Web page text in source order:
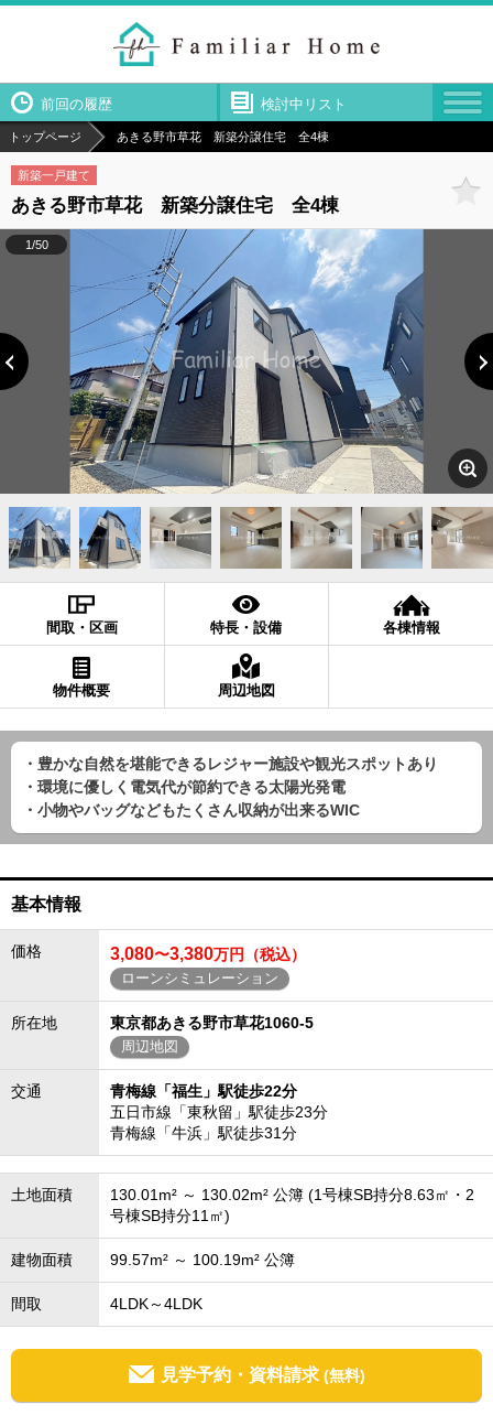
前回の履歴 検討中リスト
トップページ あきる野市草花 新築分譲住宅 全4棟
新築一戸建て
あきる野市草花 新築分譲住宅 全4棟
1/50
間取・区画 特長・設備 各棟情報
物件概要 周辺地図
・豊かな自然を堪能できるレジャー施設や観光スポットあり
・環境に優しく電気代が節約できる太陽光発電
・小物やバッグなどもたくさん収納が出来るWIC
基本情報
価格 3,080〜3,380万円（税込）
ローンシミュレーション
所在地 東京都あきる野市草花1060-5
周辺地図
交通
青梅線「福生」駅徒歩22分
五日市線「東秋留」駅徒歩23分
青梅線「牛浜」駅徒歩31分
土地面積
130.01m² ～ 130.02m² 公簿 (1号棟SB持分8.63㎡・2
号棟SB持分11㎡)
建物面積 99.57m² ～ 100.19m² 公簿
間取 4LDK～4LDK
見学予約・資料請求 (無料)